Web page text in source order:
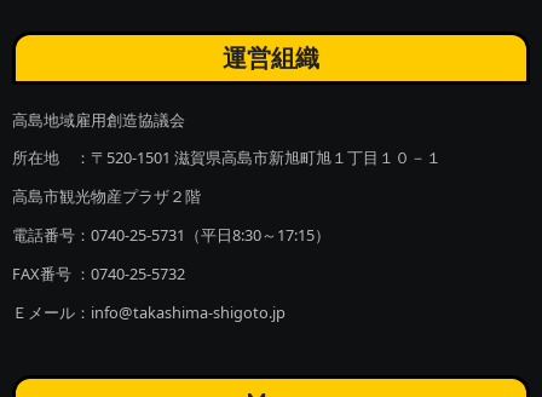
運営組織
高島地域雇用創造協議会
所在地 ：〒520-1501 滋賀県高島市新旭町旭１丁目１０－１
高島市観光物産プラザ２階
電話番号：0740-25-5731（平日8:30～17:15）
FAX番号 ：0740-25-5732
Ｅメール：info@takashima-shigoto.jp